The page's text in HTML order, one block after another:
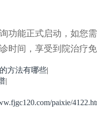
功能正式启动，如您
时间，享受到院治疗
方法有哪些|
|
paixie/